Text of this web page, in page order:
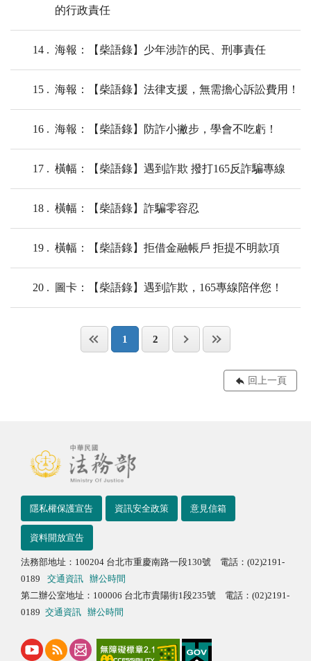
的行政責任
14 海報：【柴語錄】少年涉詐的民、刑事責任
15 海報：【柴語錄】法律支援，無需擔心訴訟費用！
16 海報：【柴語錄】防詐小撇步，學會不吃虧！
17 橫幅：【柴語錄】遇到詐欺 撥打165反詐騙專線
18 橫幅：【柴語錄】詐騙零容忍
19 橫幅：【柴語錄】拒借金融帳戶 拒提不明款項
20 圖卡：【柴語錄】遇到詐欺，165專線陪伴您！
1 2
回上一頁
隱私權保護宣告 資訊安全政策 意見信箱
資料開放宣告
法務部地址：100204 台北市重慶南路一段130號 電話：(02)2191-
0189
交通資訊
辦公時間
第二辦公室地址：100006 台北市貴陽街1段235號 電話：(02)2191-
0189 交通資訊 辦公時間